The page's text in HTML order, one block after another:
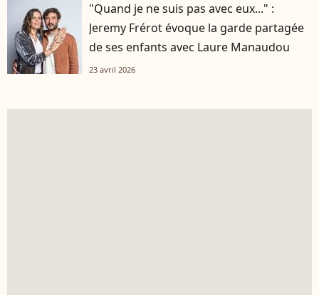
"Quand je ne suis pas avec eux..." :
Jeremy Frérot évoque la garde partagée
de ses enfants avec Laure Manaudou
23 avril 2026